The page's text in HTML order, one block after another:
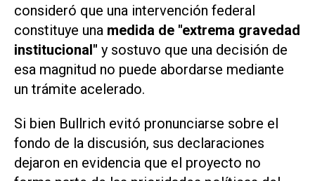
consideró que una intervención federal
constituye una medida de "extrema gravedad
institucional" y sostuvo que una decisión de
esa magnitud no puede abordarse mediante
un trámite acelerado.
Si bien Bullrich evitó pronunciarse sobre el
fondo de la discusión, sus declaraciones
dejaron en evidencia que el proyecto no